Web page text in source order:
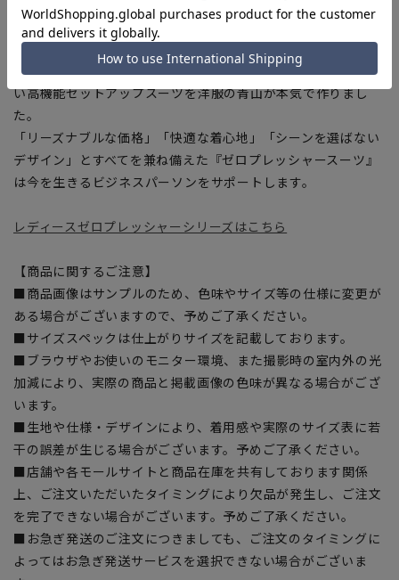
【ゼロプレッシャースーツとは】
働き方の多様性により、仕事服と普段着の垣根が低くなりつつ
ある中で、手軽に扱えてカジュアルスタイルにも取り入れやす
い高機能セットアップスーツを洋服の青山が本気で作りまし
た。
「リーズナブルな価格」「快適な着心地」「シーンを選ばない
デザイン」とすべてを兼ね備えた『ゼロプレッシャースーツ』
は今を生きるビジネスパーソンをサポートします。
レディースゼロプレッシャーシリーズはこちら
【商品に関するご注意】
■商品画像はサンプルのため、色味やサイズ等の仕様に変更が
ある場合がございますので、予めご了承ください。
■サイズスペックは仕上がりサイズを記載しております。
■ブラウザやお使いのモニター環境、また撮影時の室内外の光
加減により、実際の商品と掲載画像の色味が異なる場合がござ
います。
■生地や仕様・デザインにより、着用感や実際のサイズ表に若
干の誤差が生じる場合がございます。予めご了承ください。
■店舗や各モールサイトと商品在庫を共有しております関係
上、ご注文いただいたタイミングにより欠品が発生し、ご注文
を完了できない場合がございます。予めご了承ください。
■お急ぎ発送のご注文につきましても、ご注文のタイミングに
よってはお急ぎ発送サービスを選択できない場合がございま